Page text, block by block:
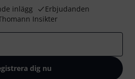
inlägg
Erbjudanden
Insikter
dig nu